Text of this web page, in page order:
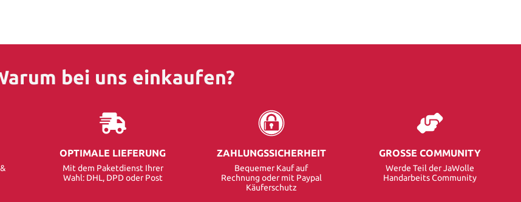
bei uns einkaufen?
OPTIMALE LIEFERUNG
Mit dem Paketdienst Ihrer
Wahl: DHL, DPD oder Post
ZAHLUNGSSICHERHEIT
Bequemer Kauf auf
Rechnung oder mit Paypal
Käuferschutz
GROSSE COMMUNITY
Werde Teil der JaWolle
Handarbeits Community